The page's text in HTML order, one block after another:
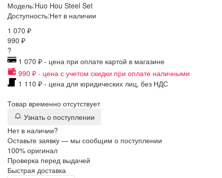
Модель:Huo Hou Steel Set
Доступность:Нет в наличии
1 070 ₽
990 ₽
?
1 070 ₽ - цена при оплате картой в магазине
990 ₽ - цена с учетом скидки при оплате наличными
1 110 ₽ - цена для юридических лиц, без НДС
Товар временно отсутствует
Узнать о поступлении
Нет в наличии?
Оставьте заявку — мы сообщим о поступлении
100% оригинал
Проверка перед выдачей
Быстрая доставка